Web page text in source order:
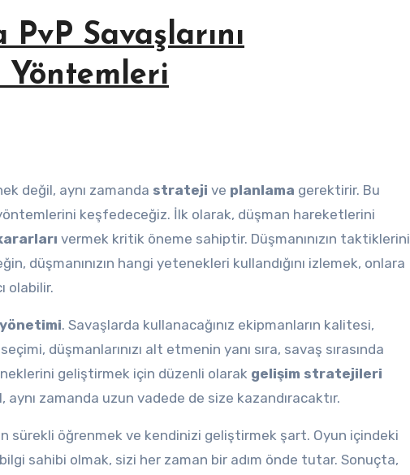
Savaşlarını
Yöntemleri
değil, aynı zamanda strateji ve planlama gerektirir. Bu
keşfedeceğiz. İlk olarak, düşman hareketlerini
vermek kritik öneme sahiptir. Düşmanınızın taktiklerini
düşmanınızın hangi yetenekleri kullandığını izlemek, onlara
olabilir.
. Savaşlarda kullanacağınız ekipmanların kalitesi,
düşmanlarınızı alt etmenin yanı sıra, savaş sırasında
geliştirmek için düzenli olarak gelişim stratejileri
aynı zamanda uzun vadede de size kazandıracaktır.
sürekli öğrenmek ve kendinizi geliştirmek şart. Oyun içindeki
sahibi olmak, sizi her zaman bir adım önde tutar. Sonuçta,